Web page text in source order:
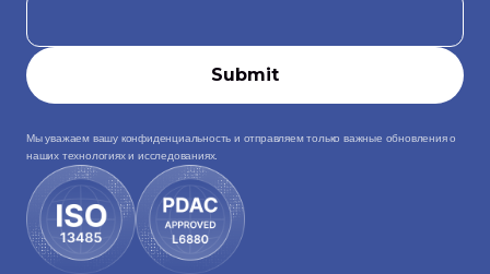
Мы уважаем вашу конфиденциальность и отправляем только важные обновления о
наших технологиях и исследованиях.